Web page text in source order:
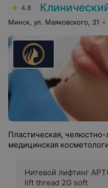
4.8 Клинический центр
Минск, ул. Маяковского, 31
Пластическая, челюстно-
медицинская
Нитевой лифтинг
lift thread 2G soft